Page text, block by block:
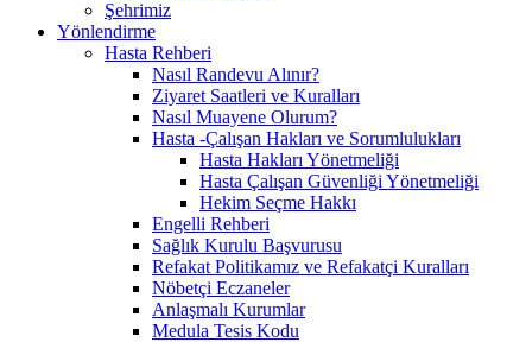
Şehrimiz
Yönlendirme
Hasta Rehberi
Nasıl Randevu Alınır?
Ziyaret Saatleri ve Kuralları
Nasıl Muayene Olurum?
Hasta -Çalışan Hakları ve Sorumlulukları
Hasta Hakları Yönetmeliği
Hasta Çalışan Güvenliği Yönetmeliği
Hekim Seçme Hakkı
Engelli Rehberi
Sağlık Kurulu Başvurusu
Refakat Politikamız ve Refakatçi Kuralları
Nöbetçi Eczaneler
Anlaşmalı Kurumlar
Medula Tesis Kodu